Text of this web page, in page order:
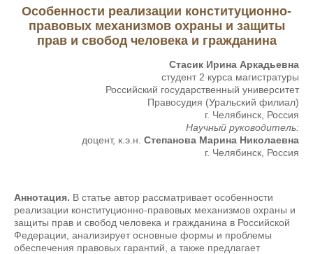
Особенности реализации конституционно-
правовых механизмов охраны и защиты
прав и свобод человека и гражданина
Стасик Ирина Аркадьевна
студент 2 курса магистратуры
Российский государственный университет
Правосудия (Уральский филиал)
г. Челябинск, Россия
Научный руководитель:
доцент, к.э.н. Степанова Марина Николаевна
г. Челябинск, Россия
Аннотация. В статье автор рассматривает особенности
реализации конституционно-правовых механизмов охраны и
защиты прав и свобод человека и гражданина в Российской
Федерации, анализирует основные формы и проблемы
обеспечения правовых гарантий, а также предлагает